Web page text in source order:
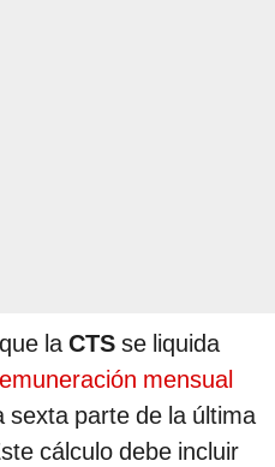
laCTS se liquida
mensual
sexta parte de la última
cálculo debe incluir